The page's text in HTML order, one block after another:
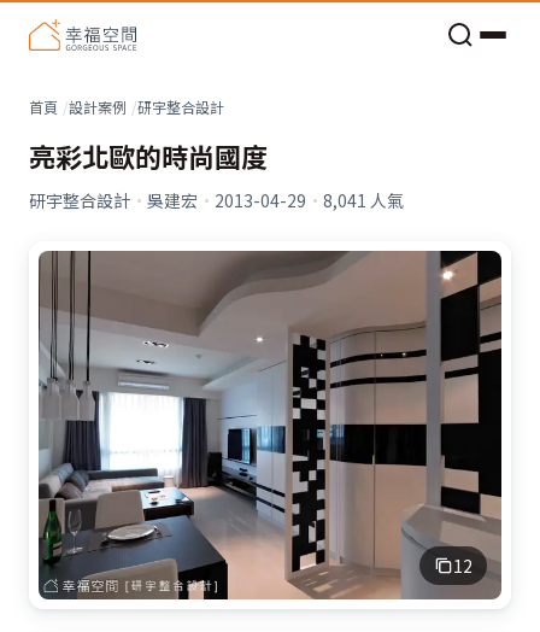
首頁 設計案例 研宇整合設計
亮彩北歐的時尚國度
研宇整合設計 · 吳建宏 · 2013-04-29 · 8,041 人氣
12